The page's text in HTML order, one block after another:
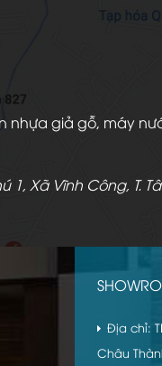
nhựa giả gỗ, máy
1, Xã Vĩnh Công, T.
Địa chỉ:
Châu